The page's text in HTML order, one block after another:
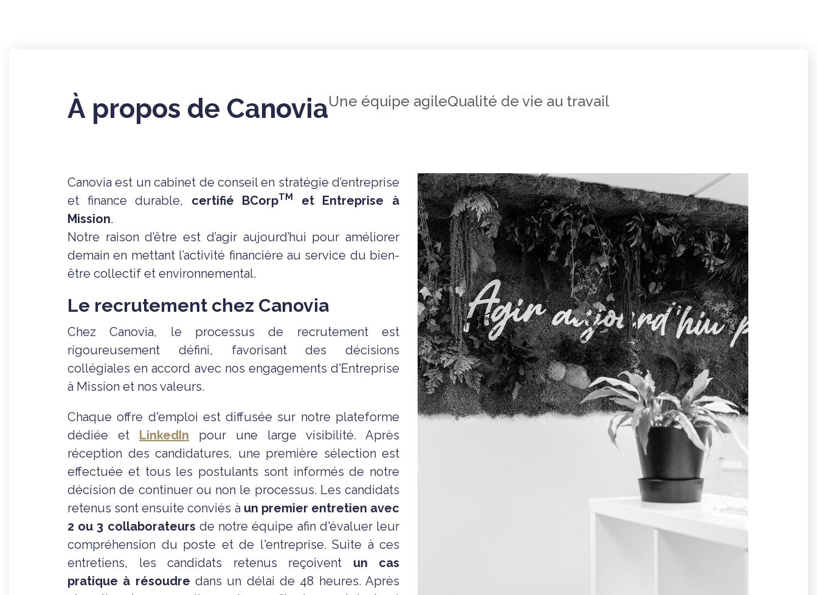
À propos de CanoviaUne équipe agileQualité de vie au travail
Canovia est un cabinet de conseil en stratégie d’entreprise
et finance durable, certifié BCorpTM
et Entreprise à
Mission.
Notre raison d’être est d’agir aujourd’hui pour améliorer
demain en mettant l’activité financière au service du bien-
être collectif et environnemental.
Le recrutement chez Canovia
Chez Canovia, le processus de recrutement est
rigoureusement défini, favorisant des décisions
collégiales en accord avec nos engagements d'Entreprise
à Mission et nos valeurs.
Chaque offre d'emploi est diffusée sur notre plateforme
dédiée et LinkedIn pour une large visibilité. Après
réception des candidatures, une première sélection est
effectuée et tous les postulants sont informés de notre
décision de continuer ou non le processus. Les candidats
retenus sont ensuite conviés à un premier entretien avec
2 ou 3 collaborateurs de notre équipe afin d'évaluer leur
compréhension du poste et de l'entreprise. Suite à ces
entretiens, les candidats retenus reçoivent un cas
pratique à résoudre dans un délai de 48 heures. Après